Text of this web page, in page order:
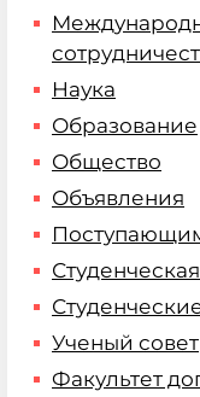
Наука
Образование
Общество
Объявления
Ученый совет
Факультет